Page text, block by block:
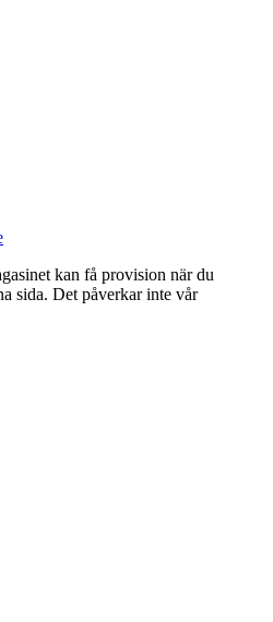
kan få provision när du
sida. Det påverkar inte vår